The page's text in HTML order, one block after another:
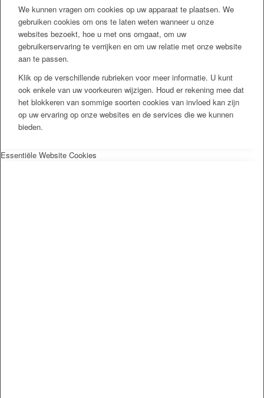
We kunnen vragen om cookies op uw apparaat te plaatsen. We
gebruiken cookies om ons te laten weten wanneer u onze
websites bezoekt, hoe u met ons omgaat, om uw
gebruikerservaring te verrijken en om uw relatie met onze website
aan te passen.
Klik op de verschillende rubrieken voor meer informatie. U kunt
ook enkele van uw voorkeuren wijzigen. Houd er rekening mee dat
het blokkeren van sommige soorten cookies van invloed kan zijn
op uw ervaring op onze websites en de services die we kunnen
bieden.
Essentiële Website Cookies